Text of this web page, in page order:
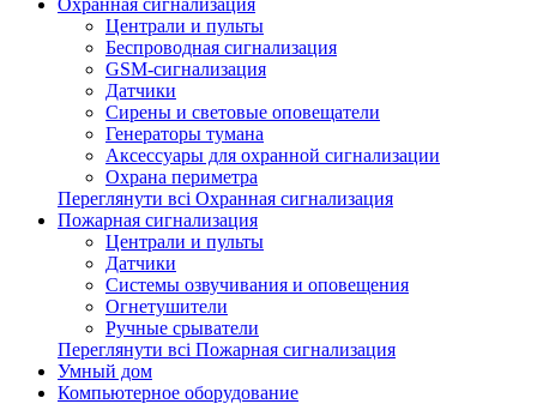
Охранная сигнализация
Централи и пульты
Беспроводная сигнализация
GSM-сигнализация
Датчики
Сирены и световые оповещатели
Генераторы тумана
Аксессуары для охранной сигнализации
Охрана периметра
Переглянути всі Охранная сигнализация
Пожарная сигнализация
Централи и пульты
Датчики
Системы озвучивания и оповещения
Огнетушители
Ручные срыватели
Переглянути всі Пожарная сигнализация
Умный дом
Компьютерное оборудование